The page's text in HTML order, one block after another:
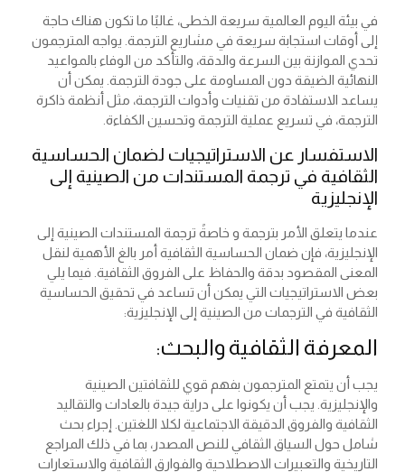
في بيئة اليوم العالمية سريعة الخطى، غالبًا ما تكون هناك حاجة
إلى أوقات استجابة سريعة في مشاريع الترجمة. يواجه المترجمون
تحدي الموازنة بين السرعة والدقة، والتأكد من الوفاء بالمواعيد
النهائية الضيقة دون المساومة على جودة الترجمة. يمكن أن
يساعد الاستفادة من تقنيات وأدوات الترجمة، مثل أنظمة ذاكرة
الترجمة، في تسريع عملية الترجمة وتحسين الكفاءة.
الاستفسار عن الاستراتيجيات لضمان الحساسية
الثقافية في ترجمة المستندات من الصينية إلى
الإنجليزية
عندما يتعلق الأمر بترجمة و خاصةً ترجمة المستندات الصينية إلى
الإنجليزية، فإن ضمان الحساسية الثقافية أمر بالغ الأهمية لنقل
المعنى المقصود بدقة والحفاظ على الفروق الثقافية. فيما يلي
بعض الاستراتيجيات التي يمكن أن تساعد في تحقيق الحساسية
الثقافية في الترجمات من الصينية إلى الإنجليزية:
المعرفة الثقافية والبحث:
يجب أن يتمتع المترجمون بفهم قوي للثقافتين الصينية
والإنجليزية. يجب أن يكونوا على دراية جيدة بالعادات والتقاليد
الثقافية والفروق الدقيقة الاجتماعية لكلا اللغتين. إجراء بحث
شامل حول السياق الثقافي للنص المصدر، بما في ذلك المراجع
التاريخية والتعبيرات الاصطلاحية والفوارق الثقافية والاستعارات